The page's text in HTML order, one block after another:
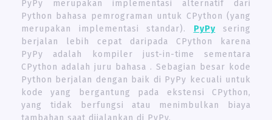
PyPy merupakan implementasi alternatif dari
Python bahasa pemrograman untuk CPython (yang
merupakan implementasi standar). PyPysering
berjalan lebih cepat daripada CPython karena
PyPy adalah kompiler just-in-time sementara
CPython adalah juru bahasa . Sebagian besar kode
Python berjalan dengan baik di PyPy kecuali untuk
kode yang bergantung pada ekstensi CPython,
yang tidak berfungsi atau menimbulkan biaya
tambahan saat dijalankan di PyPy.